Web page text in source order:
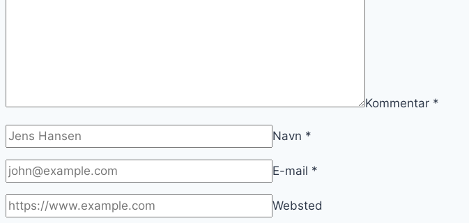
Kommentar *
Navn *
E-mail *
Websted